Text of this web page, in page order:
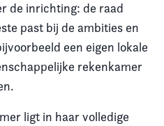
de inrichting: de raad
past bij de ambities en
een eigen lokale
rekenkamer
ligt in haar volledige